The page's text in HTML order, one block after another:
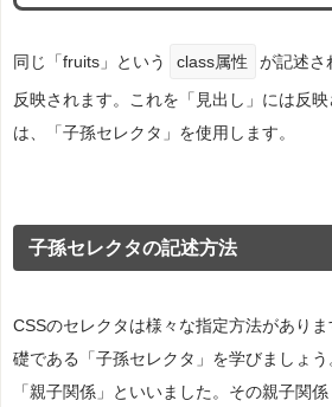
同じ「fruits」という class属性
が記述さ
反映されます。これを「見出し」には反
は、「子孫セレクタ」を使用します。
子孫セレクタの記述方法
CSSのセレクタは様々な指定方法があり
礎である「子孫セレクタ」を学びましょ
「親子関係」といいました。その親子関